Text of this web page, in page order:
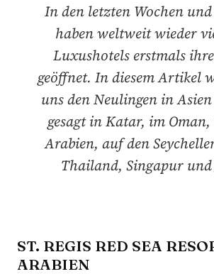
In den letzten Wochen
haben weltweit wieder
Luxushotels erstmals
geöffnet. In diesem Artikel
uns den Neulingen in
gesagt in Katar, im
Arabien, auf den
Thailand, Singapur und
ST. REGIS RED SEA
ARABIEN